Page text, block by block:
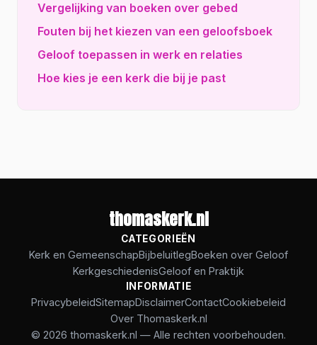
Vergelijking van boeken over gebed
Fouten bij het kiezen van een geloofsboek
Geloof toepassen in werk en relaties
Hoe kies je een kerk die bij je past
thomaskerk.nl
CATEGORIEËN
Kerk en GemeenschapBijbeluitlegBoeken over Geloof
KerkgeschiedenisGeloof en Praktijk
INFORMATIE
PrivacybeleidSitemapDisclaimerContactCookiebeleid
Over Thomaskerk.nl
© 2026 thomaskerk.nl — Alle rechten voorbehouden.